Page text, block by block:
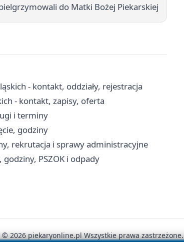
do Matki Bożej Piekarskiej
- kontakt, oddziały, rejestracja
- kontakt, zapisy, oferta
i terminy
godziny
rekrutacja i sprawy administracyjne
PSZOK i odpady
2026 piekaryonline.pl Wszystkie prawa zastrzeżone.